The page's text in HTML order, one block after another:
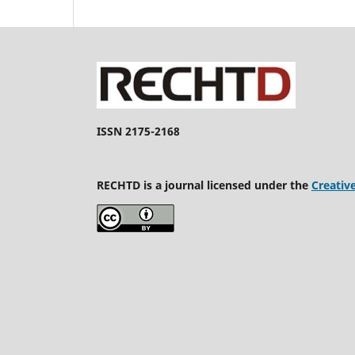
ISSN 2175-2168
RECHTD is a journal licensed under the